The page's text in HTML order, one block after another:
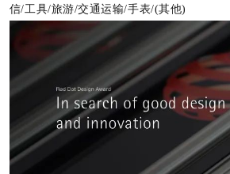
信/工具/旅游/交通运输/手表/(其他)